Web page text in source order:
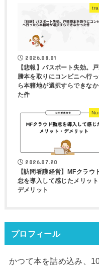
2026.08.01
【悲報】パスポート失効。
謄本を取りにコンビニへ行っ
ら本籍地が選択すらできなか
た件
2026.07.20
【訪問看護経営】MFクラウ
怠を導入して感じたメリット
デメリット
プロフィール
かつて本を詰め込み、